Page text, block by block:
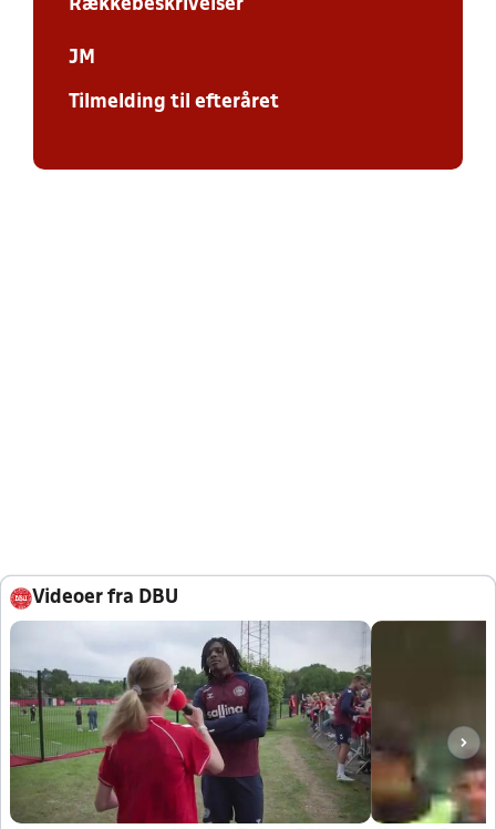
Rækkebeskrivelser
JM
Tilmelding til efteråret
Videoer fra DBU